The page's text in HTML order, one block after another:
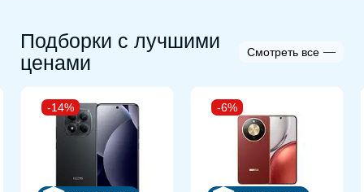
Подборки с лучшими
ценами
Смотреть все
-14% -6%